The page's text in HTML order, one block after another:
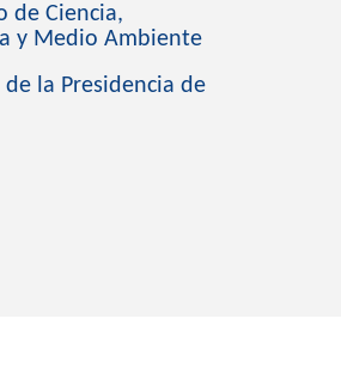
de Ciencia,
y Medio Ambiente
la Presidencia de